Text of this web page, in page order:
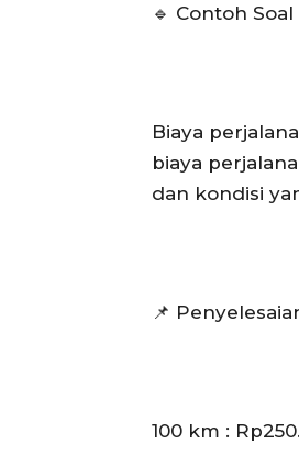
🔹 Contoh Soal
Biaya
biaya
dan kondisi
📌
100 km :